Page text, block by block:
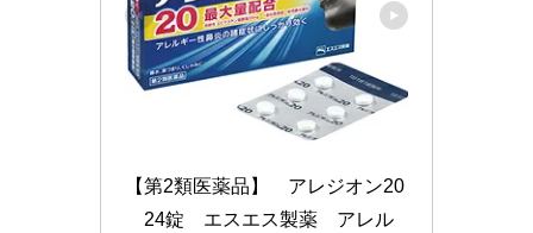
【第2類医薬品】　アレジオン20
24錠　エスエス製薬　アレル